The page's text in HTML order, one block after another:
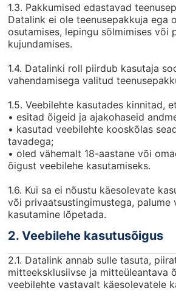
1.3. Pakkumised edastavad
Datalink ei ole teenusepakkuja ega
osutamises, lepingu sõlmimises või
kujundamises.
1.4. Datalinki roll piirdub kasutaja
vahendamisega valitud
1.5. Veebilehte kasutades kinnitad,
• esitad õigeid ja ajakohaseid
• kasutad veebilehte kooskõlas
tavadega;
• oled vähemalt 18-aastane või
õigust veebilehe kasutamiseks.
1.6. Kui sa ei nõustu käesolevate
või privaatsustingimustega, palume
kasutamine lõpetada.
2. Veebilehe kasutusõigus
2.1. Datalink annab sulle tasuta,
mitteeksklusiivse ja mitteüleantava
veebilehte vastavalt käesolevatele